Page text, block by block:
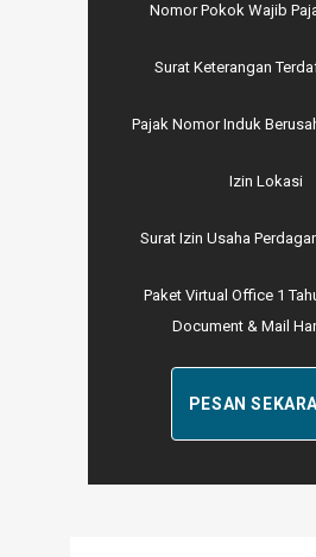
Nomor Pokok Wajib
Surat Keterangan
Pajak Nomor Induk
Izin Lokasi
Surat Izin Usaha
Paket Virtual Office 1
Document & Mail
PESAN